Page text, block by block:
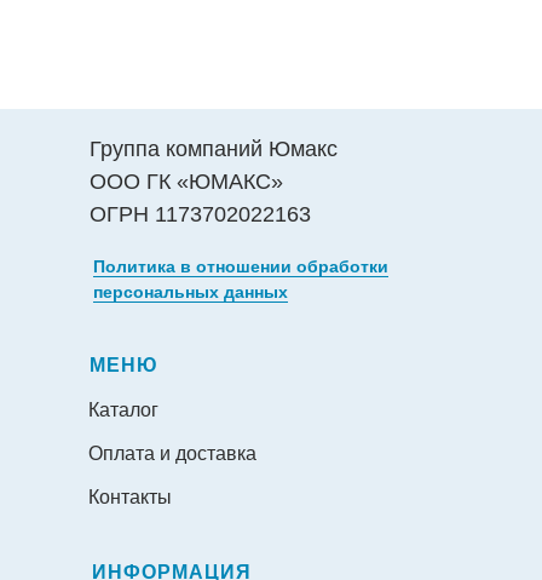
Политика в отношении обработки
персональных данных
Группа компаний Юмакс
ООО ГК «ЮМАКС»
ОГРН 1173702022163
МЕНЮ
Каталог
Оплата и доставка
Контакты
ИНФОРМАЦИЯ